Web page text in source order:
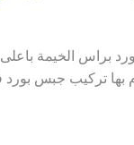
لتركيب الجبس بورد
بها تركيب جبس